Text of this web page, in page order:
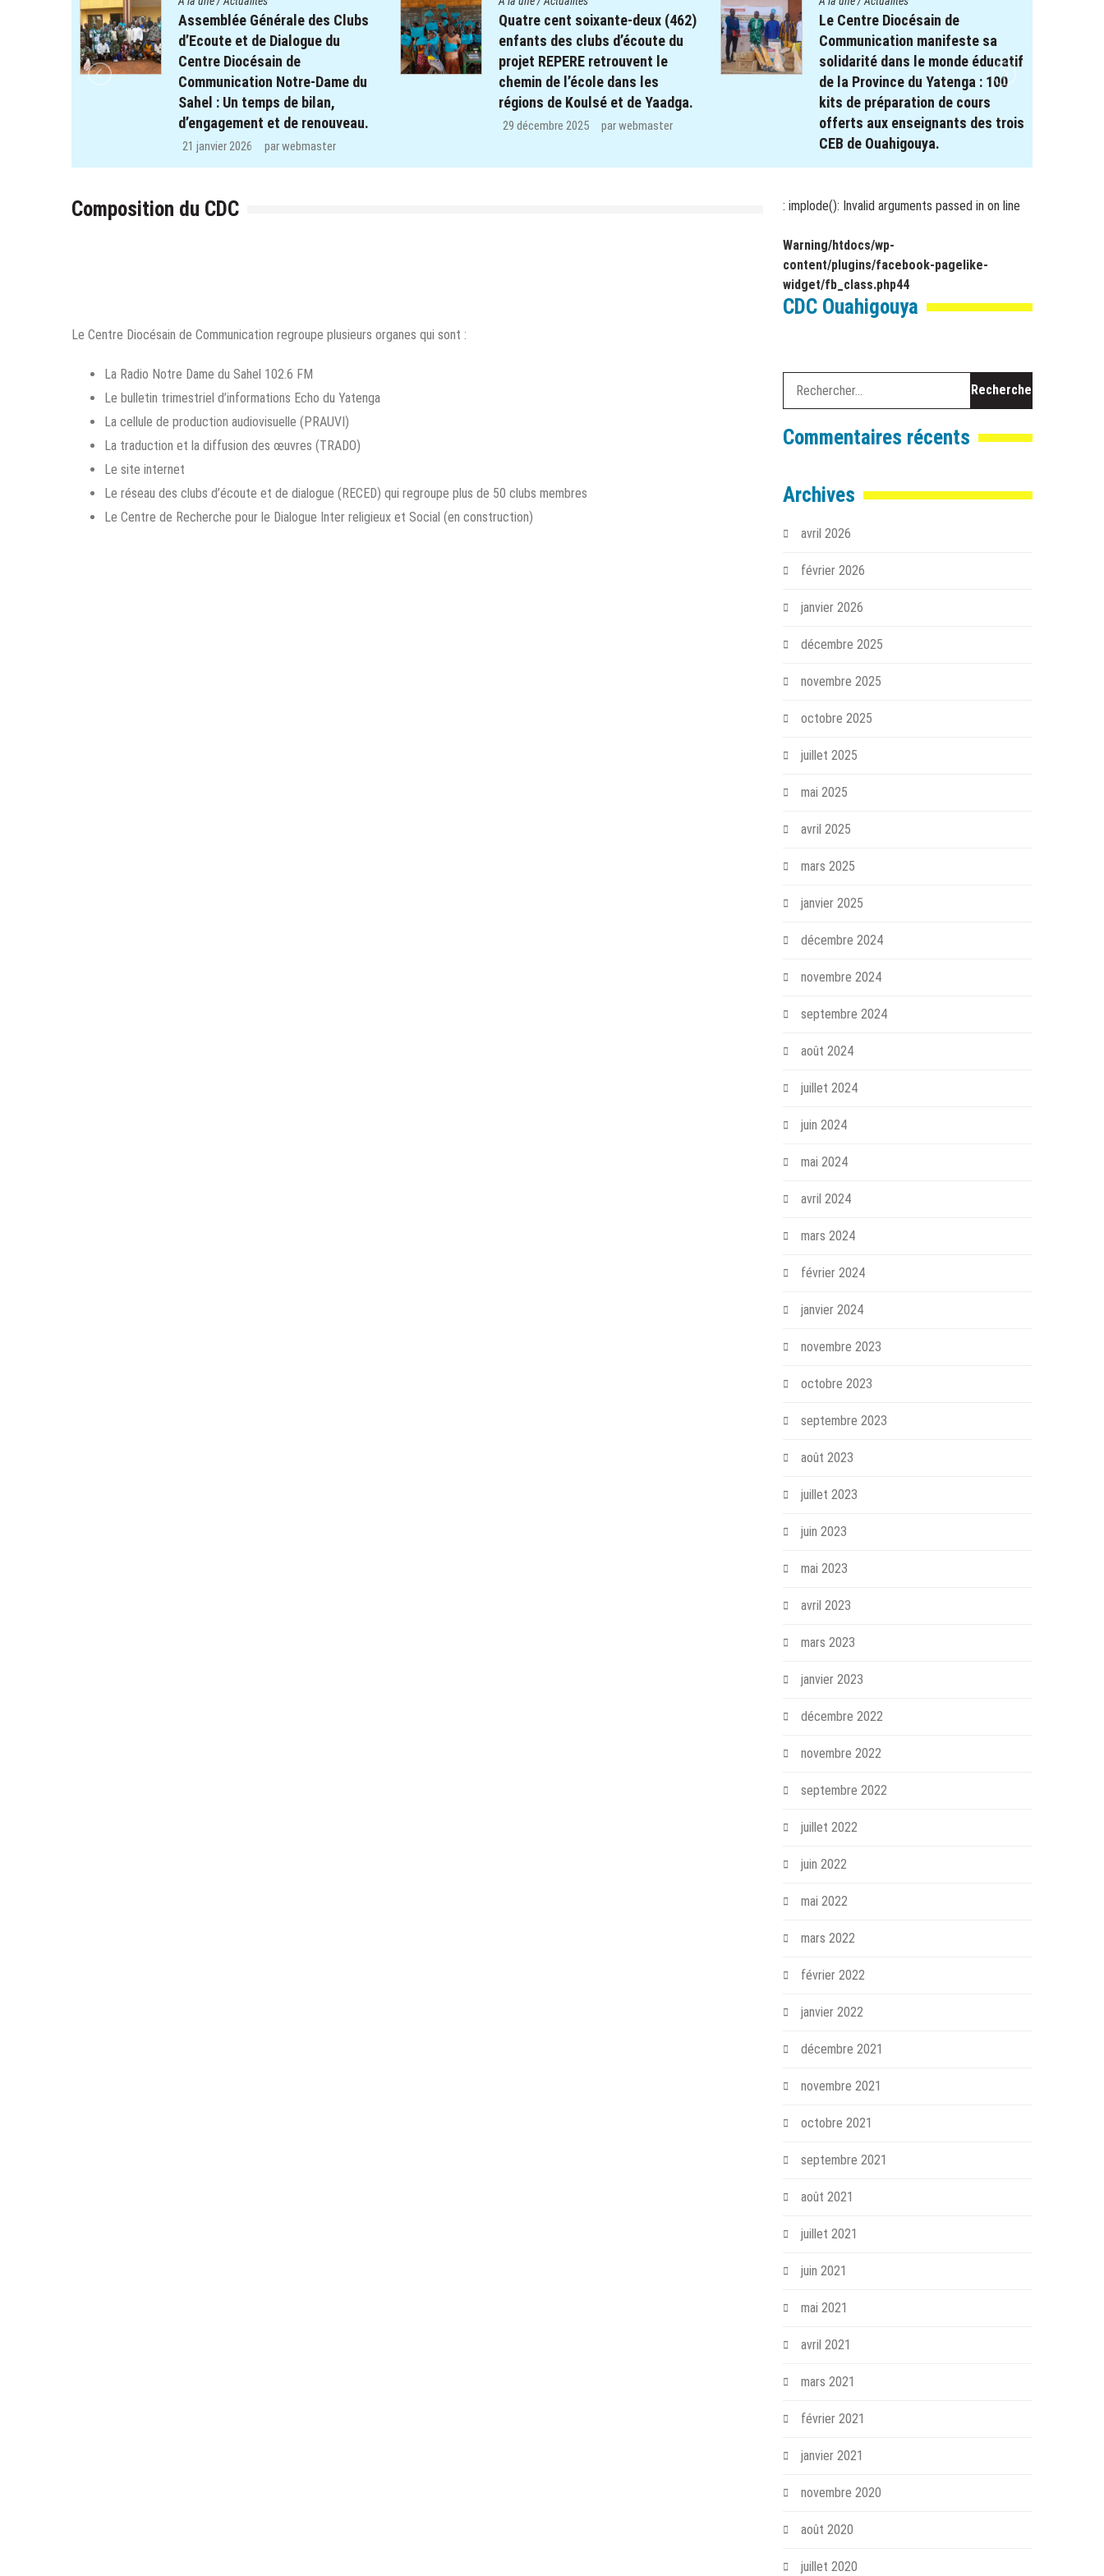
Assemblée Générale des Clubs
d’Ecoute et de Dialogue du
Centre Diocésain de
Communication Notre-Dame du
Sahel : Un temps de bilan,
d’engagement et de renouveau.
21 janvier 2026 parwebmaster
Quatre cent soixante-deux (462)
enfants des clubs d’écoute du
projet REPERE retrouvent le
chemin de l’école dans les
régions de Koulsé et de Yaadga.
29 décembre 2025 parwebmaster
Le Centre Diocésain de
Communication manifeste sa
solidarité dans le monde éducatif
de la Province du Yatenga : 100
kits de préparation de cours
offerts aux enseignants des trois
CEB de Ouahigouya.
26 décembre 2025 parwebmaster
Composition du CDC
Le Centre Diocésain de Communication regroupe plusieurs organes qui sont :
La Radio Notre Dame du Sahel 102.6 FM
Le bulletin trimestriel d’informations Echo du Yatenga
La cellule de production audiovisuelle (PRAUVI)
La traduction et la diffusion des œuvres (TRADO)
Le site internet
Le réseau des clubs d’écoute et de dialogue (RECED) qui regroupe plus de 50 clubs membres
Le Centre de Recherche pour le Dialogue Inter religieux et Social (en construction)
: implode(): Invalid arguments passed in on line
Warning/htdocs/wp-
content/plugins/facebook-pagelike-
widget/fb_class.php44
CDC Ouahigouya
Commentaires récents
Archives
avril 2026
février 2026
janvier 2026
décembre 2025
novembre 2025
octobre 2025
juillet 2025
mai 2025
avril 2025
mars 2025
janvier 2025
décembre 2024
novembre 2024
septembre 2024
août 2024
juillet 2024
juin 2024
mai 2024
avril 2024
mars 2024
février 2024
janvier 2024
novembre 2023
octobre 2023
septembre 2023
août 2023
juillet 2023
juin 2023
mai 2023
avril 2023
mars 2023
janvier 2023
décembre 2022
novembre 2022
septembre 2022
juillet 2022
juin 2022
mai 2022
mars 2022
février 2022
janvier 2022
décembre 2021
novembre 2021
octobre 2021
septembre 2021
août 2021
juillet 2021
juin 2021
mai 2021
avril 2021
mars 2021
février 2021
janvier 2021
novembre 2020
août 2020
juillet 2020